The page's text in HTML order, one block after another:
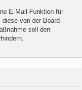
E-Mail-Funktion für
von der Board-
soll den